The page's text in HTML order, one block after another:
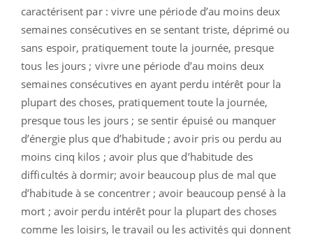
caractérisent par : vivre une période d’au moins deux
semaines consécutives en se sentant triste, déprimé ou
sans espoir, pratiquement toute la journée, presque
tous les jours ; vivre une période d’au moins deux
semaines consécutives en ayant perdu intérêt pour la
plupart des choses, pratiquement toute la journée,
presque tous les jours ; se sentir épuisé ou manquer
d’énergie plus que d’habitude ; avoir pris ou perdu au
moins cinq kilos ; avoir plus que d’habitude des
difficultés à dormir; avoir beaucoup plus de mal que
d’habitude à se concentrer ; avoir beaucoup pensé à la
mort ; avoir perdu intérêt pour la plupart des choses
comme les loisirs, le travail ou les activités qui donnent